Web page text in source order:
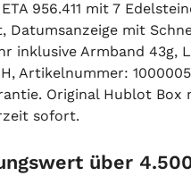
956.411 mit 7
Datumsanzeige mit
Armband 43g,
Artikelnummer:
Original Hublot
sofort.
über